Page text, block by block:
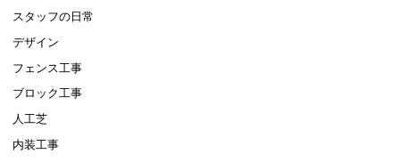
スタッフの日常
デザイン
フェンス工事
ブロック工事
人工芝
内装工事